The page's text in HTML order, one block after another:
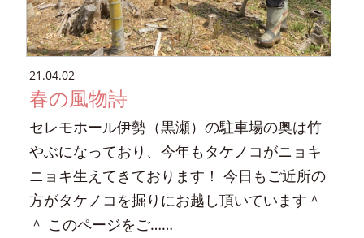
21.04.02
春の風物詩
セレモホール伊勢（黒瀬）の駐車場の奥は竹
やぶになっており、今年もタケノコがニョキ
ニョキ生えてきております！ 今日もご近所の
方がタケノコを掘りにお越し頂いています＾
＾ このページをご……